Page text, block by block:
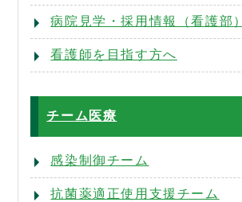
病院見学・採用情報（看護部）
看護師を目指す方へ
チーム医療
感染制御チーム
抗菌薬適正使用支援チーム